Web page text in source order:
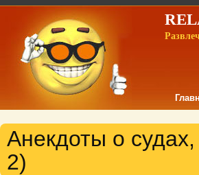
Анекдоты о
2)